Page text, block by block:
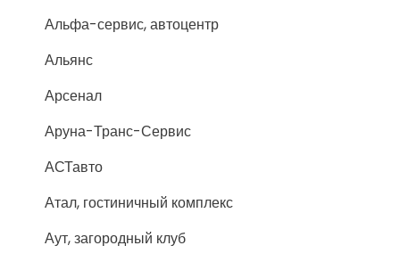
Альфа-сервис, автоцентр
Альянс
Арсенал
Аруна-Транс-Сервис
АСТавто
Атал, гостиничный комплекс
Аут, загородный клуб